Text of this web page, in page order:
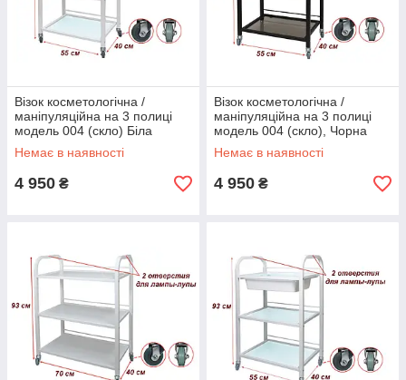
Візок косметологічна /
маніпуляційна на 3 полиці
модель 004 (скло) Біла
Немає в наявності
4 950 ₴
Візок косметологічна /
маніпуляційна на 3 полиці
модель 004 (скло), Чорна
Немає в наявності
4 950 ₴